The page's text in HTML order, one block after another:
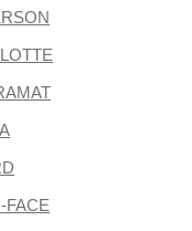
FACE